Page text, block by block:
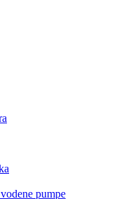
pumpe